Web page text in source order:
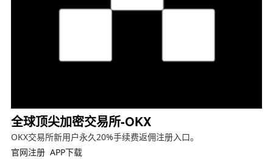
全球顶尖加密交易所-OKX
OKX交易所新用户永久20%手续费返佣注册入口。
官网注册 APP下载